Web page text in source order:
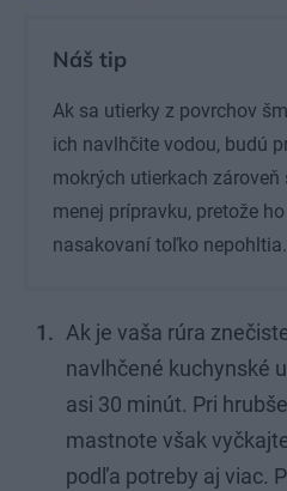
Náš tip
Ak sa utierky z povrchov
ich navlhčite vodou, budú
mokrých utierkach
menej prípravku, pretože
nasakovaní toľko nepohltia.
Ak je vaša rúra
navlhčené kuchynské
asi 30 minút. Pri
mastnote však
podľa potreby aj viac.